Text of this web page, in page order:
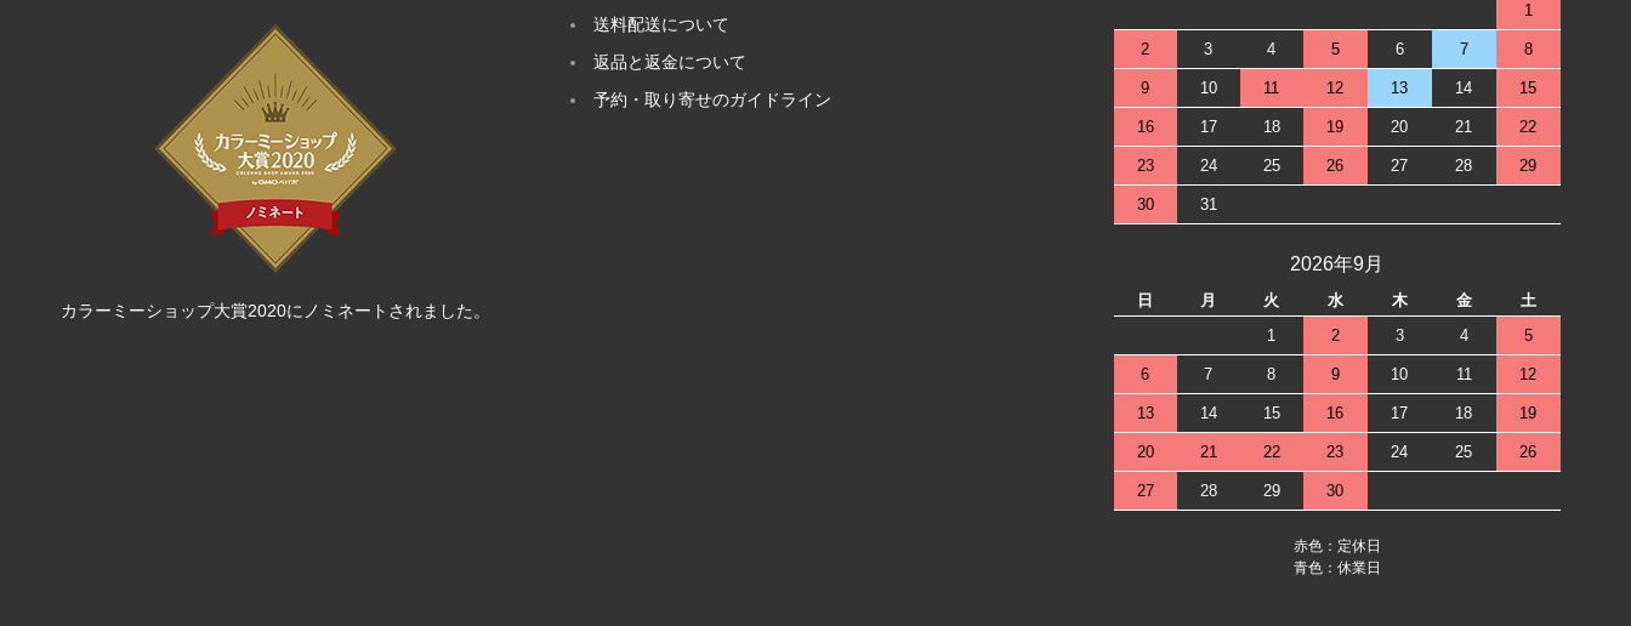
カラーミーショップ大賞2020にノミネートされました。
送料配送について
返品と返金について
予約・取り寄せのガイドライン
1
2 3 4 5 6 7 8
9 10 11 12 13 14 15
16 17 18 19 20 21 22
23 24 25 26 27 28 29
30 31
2026年9月
日 月 火 水 木 金
土
1
2 3 4 5
6 7 8 9 10 11 12
13 14 15 16 17 18 19
20 21 22 23 24 25 26
27 28 29 30
赤色：定休日
青色：休業日